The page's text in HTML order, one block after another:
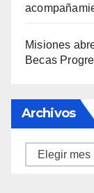
Misiones
Becas
Archivos
Archivos